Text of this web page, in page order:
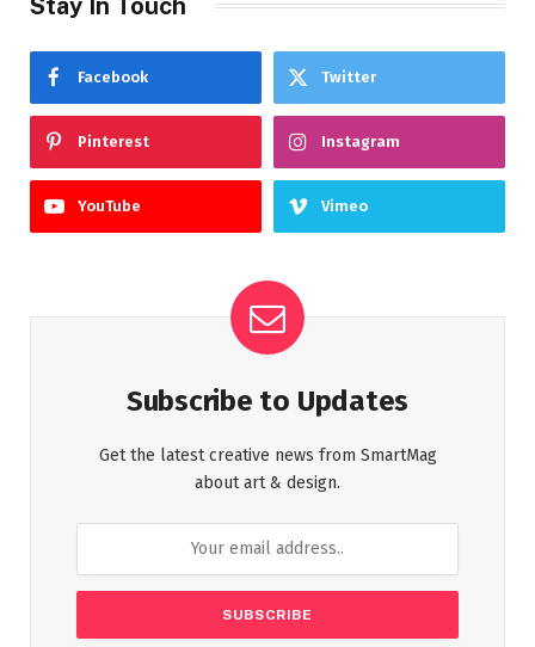
Facebook Twitter
Pinterest Instagram
YouTube Vimeo
Subscribe to Updates
Get the latest creative news from SmartMag
about art & design.